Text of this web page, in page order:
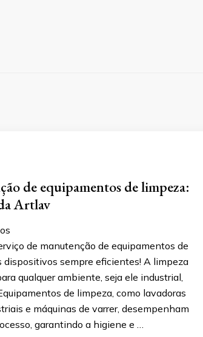
de equipamentos de limpeza:
Artlav
de manutenção de equipamentos de
dispositivos sempre eficientes! A limpeza
qualquer ambiente, seja ele industrial,
de limpeza, como lavadoras
e máquinas de varrer, desempenham
garantindo a higiene e …